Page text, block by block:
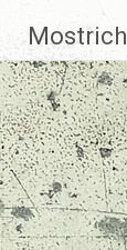
Inhalt
springen